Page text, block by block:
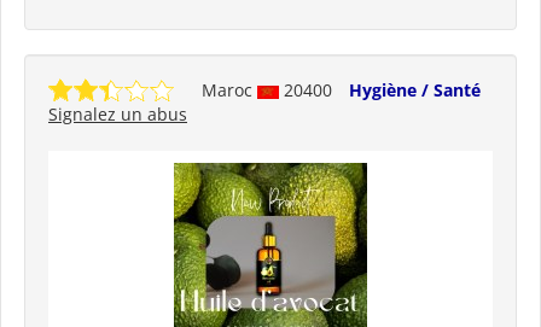
Maroc 20400
Hygiène / Santé
Signalez un abus